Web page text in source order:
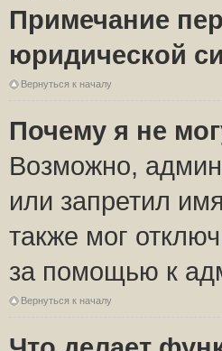
Примечание
юридической
Вернуться к началу
Почему я не
Возможно,
или запретил
также мог
за помощью к
Вернуться к началу